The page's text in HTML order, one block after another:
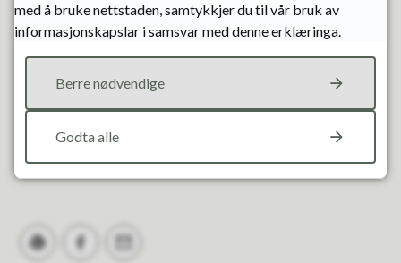
Statens vegvesen
Fann du det du leita etter?
Ja Nei
med å bruke nettstaden, samtykkjer du til vår bruk av
informasjonskapslar i samsvar med denne erklæringa.
Berre nødvendige
Godta alle